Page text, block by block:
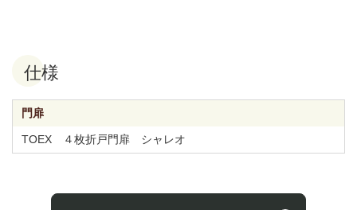
仕様
門扉
TOEX ４枚折戸門扉 シャレオ